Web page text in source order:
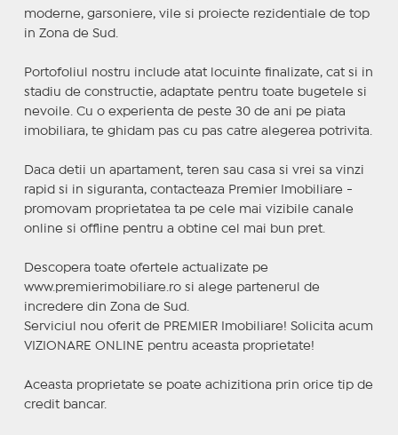
moderne, garsoniere, vile si proiecte rezidentiale de top
in Zona de Sud.
Portofoliul nostru include atat locuinte finalizate, cat si in
stadiu de constructie, adaptate pentru toate bugetele si
nevoile. Cu o experienta de peste 30 de ani pe piata
imobiliara, te ghidam pas cu pas catre alegerea potrivita.
Daca detii un apartament, teren sau casa si vrei sa vinzi
rapid si in siguranta, contacteaza Premier Imobiliare -
promovam proprietatea ta pe cele mai vizibile canale
online si offline pentru a obtine cel mai bun pret.
Descopera toate ofertele actualizate pe
www.premierimobiliare.ro si alege partenerul de
incredere din Zona de Sud.
Serviciul nou oferit de PREMIER Imobiliare! Solicita acum
VIZIONARE ONLINE pentru aceasta proprietate!
Aceasta proprietate se poate achizitiona prin orice tip de
credit bancar.